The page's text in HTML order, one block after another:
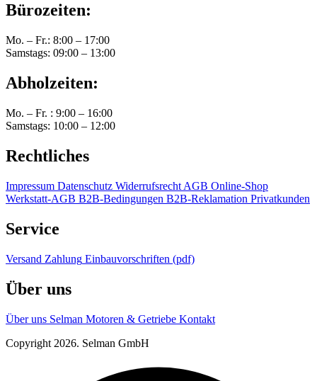
Bürozeiten:
Mo. – Fr.: 8:00 – 17:00
Samstags: 09:00 – 13:00
Abholzeiten:
Mo. – Fr. : 9:00 – 16:00
Samstags: 10:00 – 12:00
Rechtliches
Impressum Datenschutz Widerrufsrecht AGB Online-Shop
Werkstatt-AGB B2B-Bedingungen B2B-Reklamation Privatkunden
Service
Versand Zahlung Einbauvorschriften (pdf)
Über uns
Über uns Selman Motoren & Getriebe Kontakt
Copyright 2026. Selman GmbH